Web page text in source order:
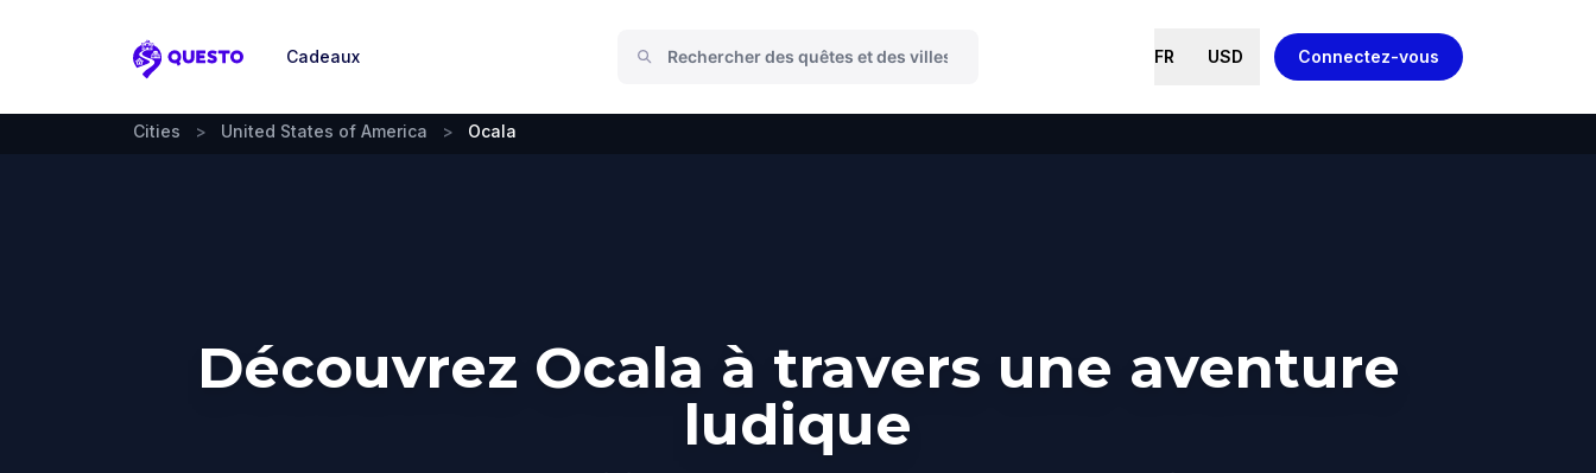
Questo
Cadeaux FR USD Connectez-vous
Cities > United States of America > Ocala
Découvrez Ocala à travers une aventure
ludique